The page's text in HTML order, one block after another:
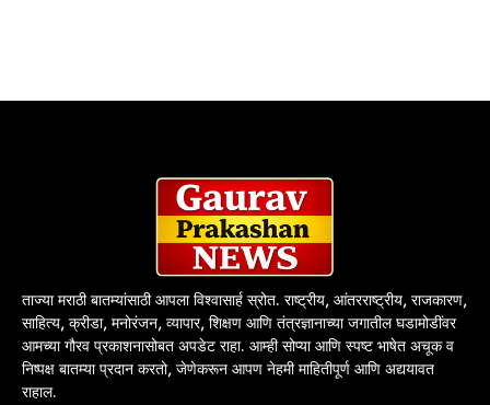
ताज्या मराठी बातम्यांसाठी आपला विश्वासार्ह स्रोत. राष्ट्रीय, आंतरराष्ट्रीय, राजकारण,
साहित्य, क्रीडा, मनोरंजन, व्यापार, शिक्षण आणि तंत्रज्ञानाच्या जगातील घडामोडींवर
आमच्या गौरव प्रकाशनासोबत अपडेट राहा. आम्ही सोप्या आणि स्पष्ट भाषेत अचूक व
निष्पक्ष बातम्या प्रदान करतो, जेणेकरून आपण नेहमी माहितीपूर्ण आणि अद्ययावत
राहाल.